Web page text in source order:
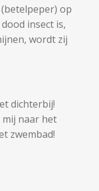
op
insect is,
wordt zij
dichterbij!
mij naar het
zwembad!